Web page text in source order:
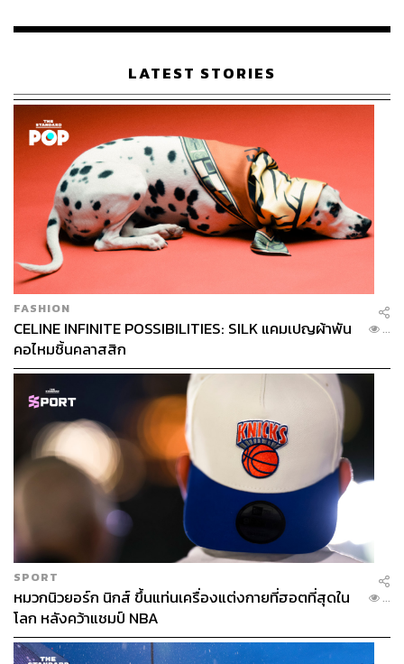
โดยวางกลยุทธ์จะเน้นเฉพาะกลุ่ม และจำหน่ายผ่านดีลเลอร์
รายใหญ่กว่า 6 ราย และมี ZEEKR House 14 แห่งครอบคลุม
บริการหลังการขาย อีกทั้งพร้อมจะขยายเพิ่มอีกกว่า 20 แห่ง
ครอบคลุมทั่วประเทศ
“เราตั้งเป้ายอดขายในประเทศไทยมากกว่า 2,000 คันภายใน
สิ้นปี 2567 นี้” เป่า จ้วงเฟย กล่าว
มองสงครามราคา EV ไทยโตเร็วกว่าที่คิด
เป่า จ้วงเฟย บอกอีกว่า ตลาด EV ไทยเป็นตลาดที่มีศักยภาพ
สูงมาก เพราะดูจากในปีที่ผ่านมา ยอดขายรถ EV มีประมาณ
76,000 คัน หรือ 10% ของตลาดรถยนต์ในไทยทั้งหมด เรียก
ได้ว่าเติบโตกว่า 7 เท่าเมื่อเทียบกับปีก่อนหน้า นั่นแปลว่าคน
ไทยตอบรับกับรถ EV จีนเร็วมาก และเติบโตเร็วกว่าที่คิด
แม้ว่าจะมีปัญหาการปล่อยสินเชื่อของธนาคารที่ชะลอไปบ้าง
แต่ภาพรวมถือว่าเติบโตดี
เรือนไทยที่ถูกซุกไว้
LATEST STORIES
FASHION
CELINE INFINITE POSSIBILITIES: SILK แคมเปญผ้าพัน
คอไหมชิ้นคลาสสิก
...
SPORT
หมวกนิวยอร์ก นิกส์ ขึ้นแท่นเครื่องแต่งกายที่ฮอตที่สุดใน
โลก หลังคว้าแชมป์ NBA
...